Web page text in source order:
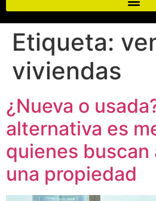
Etiqueta:
viviendas
¿Nueva o
alternativa es
quienes
una propiedad